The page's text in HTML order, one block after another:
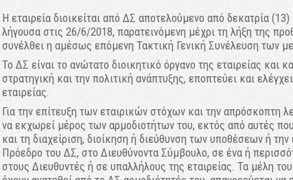
Η εταιρεία διοικείται από ΔΣ αποτελούμενο από δεκατρία
λήγουσα στις 26/6/2018, παρατεινόμενη μέχρι τη λήξη της
συνέλθει η αμέσως επόμενη Τακτική Γενική Συνέλευση των
Το ΔΣ είναι το ανώτατο διοικητικό όργανο της εταιρείας και
στρατηγική και την πολιτική ανάπτυξης, εποπτεύει και
εταιρείας.
Για την επίτευξη των εταιρικών στόχων και την απρόσκοπτη
να εκχωρεί μέρος των αρμοδιοτήτων του, εκτός από αυτές
και τη διαχείριση, διοίκηση ή διεύθυνση των υποθέσεων ή
Πρόεδρο του ΔΣ, στο Διευθύνοντα Σύμβουλο, σε ένα ή
στους Διευθυντές ή σε υπαλλήλους της εταιρείας. Τα μέλη